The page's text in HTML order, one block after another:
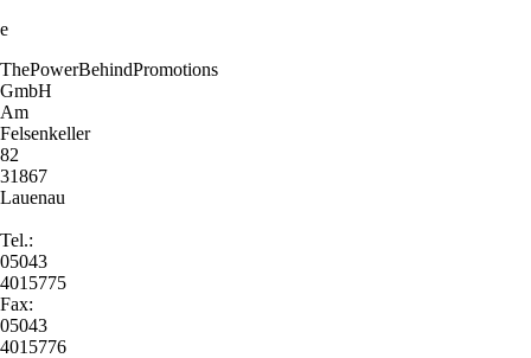
e
ThePowerBehindPromotions
GmbH
Am
Felsenkeller
82
31867
Lauenau
Tel.:
05043
4015775
Fax:
05043
4015776